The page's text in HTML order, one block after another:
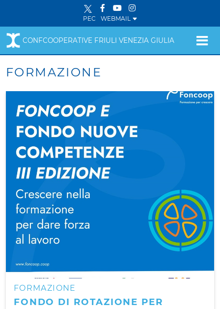
PEC WEBMAIL
CONFCOOPERATIVE FRIULI VENEZIA GIULIA
FORMAZIONE
FORMAZIONE
FONDO DI ROTAZIONE PER